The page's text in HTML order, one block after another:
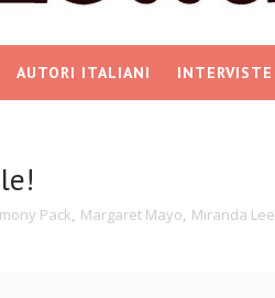
AUTORI ITALIANI INTERVISTE
Pack, Margaret Mayo, Miranda Lee